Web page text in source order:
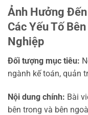
Ảnh Hưởng Đến
Các Yếu Tố
Nghiệp
Đối tượng mục tiêu:
ngành kế toán, quản
Nội dung chính: Bài
bên trong và bên